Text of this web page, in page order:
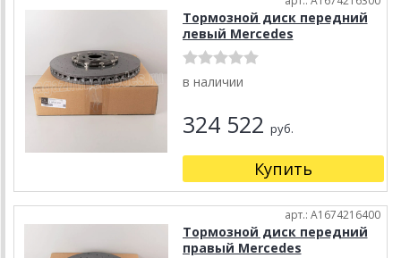
Тормозной диск передний
левый Mercedes
в наличии
324 522 руб.
Купить
арт.: A1674216400
Тормозной диск передний
правый Mercedes